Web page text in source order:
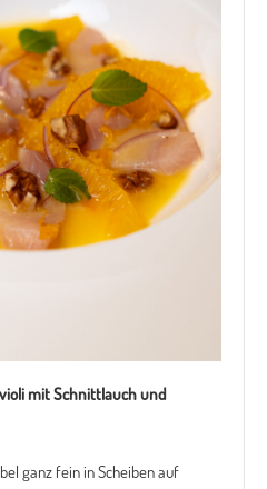
mit Schnittlauch und
ganz fein in Scheiben auf